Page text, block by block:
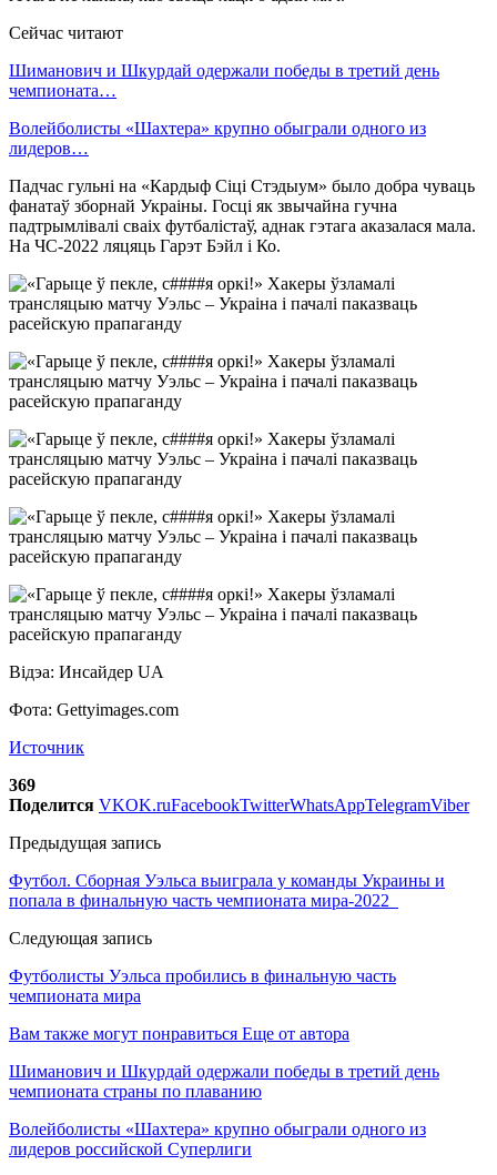
Сейчас читают
Шиманович и Шкурдай одержали победы в третий день
чемпионата…
Волейболисты «Шахтера» крупно обыграли одного из
лидеров…
Падчас гульні на «Кардыф Сіці Стэдыум» было добра чуваць
фанатаў зборнай Украіны. Госці як звычайна гучна
падтрымлівалі сваіх футбалістаў, аднак гэтага аказалася мала.
На ЧС-2022 ляцяць Гарэт Бэйл і Ко.
Відэа: Инсайдер UA
Фота: Gettyimages.com
Источник
369
Поделится VKOK.ruFacebookTwitterWhatsAppTelegramViber
Предыдущая запись
Футбол. Сборная Уэльса выиграла у команды Украины и
попала в финальную часть чемпионата мира-2022
Следующая запись
Футболисты Уэльса пробились в финальную часть
чемпионата мира
Вам также могут понравиться Еще от автора
Шиманович и Шкурдай одержали победы в третий день
чемпионата страны по плаванию
Волейболисты «Шахтера» крупно обыграли одного из
лидеров российской Суперлиги